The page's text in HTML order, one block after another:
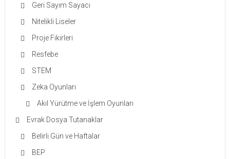
Geri Sayım Sayacı
Nitelikli Liseler
Proje Fikirleri
Resfebe
STEM
Zeka Oyunları
Akıl Yürütme ve İşlem Oyunları
Evrak Dosya Tutanaklar
Belirli Gün ve Haftalar
BEP